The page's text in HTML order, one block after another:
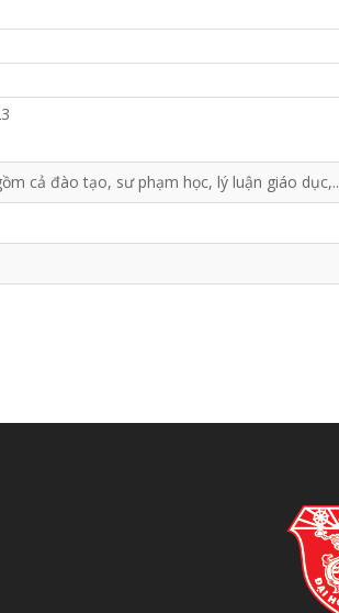
cả đào tạo, sư phạm học, lý luận giáo dục,..